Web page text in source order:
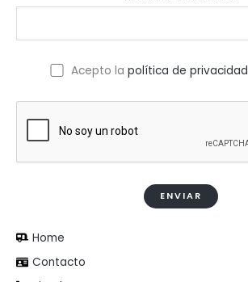
Acepto lapolítica de privacidad
Home
Contacto